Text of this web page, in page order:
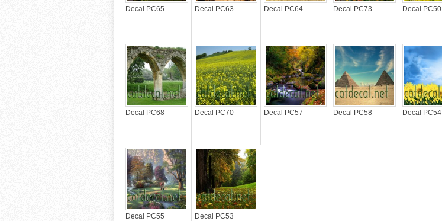
Decal PC65 Decal PC63 Decal PC64 Decal PC73 Decal PC50
Decal PC68 Decal PC70 Decal PC57 Decal PC58 Decal PC54
Decal PC55 Decal PC53